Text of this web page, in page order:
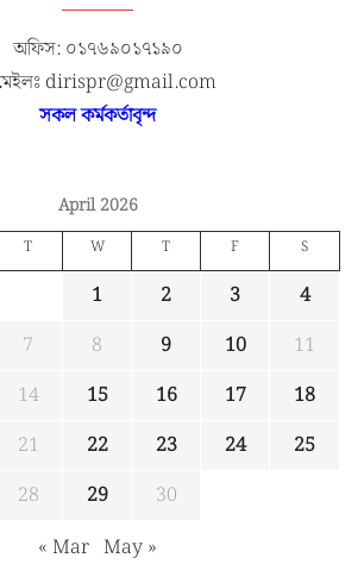
অফিস: ০১৭৬৯০১৭১৯০
dirispr@gmail.com
সকল কর্মকর্তাবৃন্দ
April 2026
T W T F S
1 2 3
4
7 8 9 10
11
14 15 16 17
18
21 22 23 24
25
28 29
30
« Mar May »